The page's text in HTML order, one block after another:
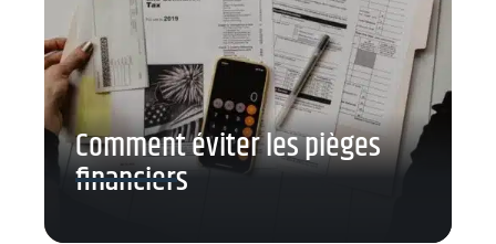
Comment éviter les pièges
financiers